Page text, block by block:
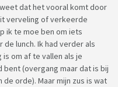
dat het vooral komt door
verveling of verkeerde
ik te moe ben om iets
lunch. Ik had verder als
om af te vallen als je
(overgang maar dat is bij
de orde). Maar mijn zus is wat